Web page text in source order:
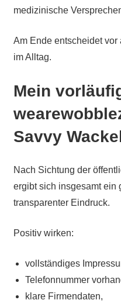
medizinische
Am Ende entscheidet
im Alltag.
Mein
Savvy
Nach Sichtung der
ergibt sich insgesamt ein
transparenter Eindruck.
Positiv wirken:
vollständiges
Telefonnummer
klare Firmendaten,